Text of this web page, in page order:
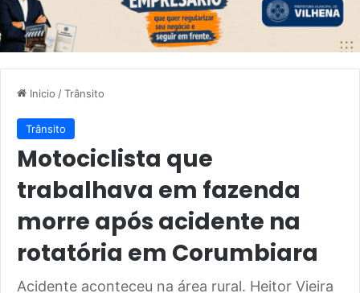
Inicio /Trânsito
Trânsito
Motociclista que
trabalhava em fazenda
morre após acidente na
rotatória em Corumbiara
Acidente aconteceu na área rural. Heitor Vieira